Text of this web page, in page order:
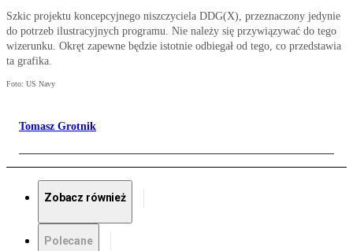
Szkic projektu koncepcyjnego niszczyciela DDG(X), przeznaczony jedynie
do potrzeb ilustracyjnych programu. Nie należy się przywiązywać do tego
wizerunku. Okręt zapewne będzie istotnie odbiegał od tego, co przedstawia
ta grafika.
Foto: US Navy
Tomasz Grotnik
Zobacz również
Polecane